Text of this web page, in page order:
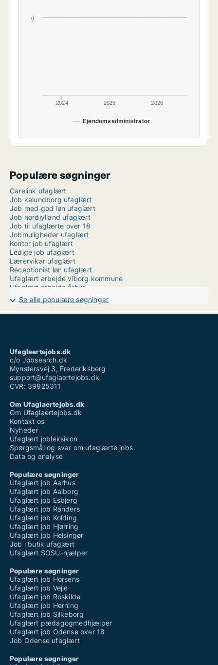
Ejendomsadministrator
2024 2025 2026
0
Populære søgninger
Carelink ufaglært
Job kalundborg ufaglært
Job med god løn ufaglært
Job nordjylland ufaglært
Job til ufaglærte over 18
Jobmuligheder ufaglært
Kontor job ufaglært
Ledige job ufaglært
Lærervikar ufaglært
Receptionist løn ufaglært
Ufaglært arbejde viborg kommune
Ufaglært arbejde århus
Ufaglært job ballerup
Ufaglært job billund
Ufaglært job esbjerg
Ufaglært operatør løn
Uopfordret ansøgning ufaglært
Se alle populære søgninger
Ufaglaertejobs.dk
c/o Jobsearch.dk
Mynstersvej 3, Frederiksberg
support@ufaglaertejobs.dk
CVR: 39925311
Om Ufaglaertejobs.dk
Om Ufaglaertejobs.dk
Kontakt os
Nyheder
Ufaglært jobleksikon
Spørgsmål og svar om ufaglærte jobs
Data og analyse
Populære søgninger
Ufaglært job Aarhus
Ufaglært job Aalborg
Ufaglært job Esbjerg
Ufaglært job Randers
Ufaglært job Kolding
Ufaglært job Hjørring
Ufaglært job Helsingør
Job i butik ufaglært
Ufaglært SOSU-hjælper
Populære søgninger
Ufaglært job Horsens
Ufaglært job Vejle
Ufaglært job Roskilde
Ufaglært job Herning
Ufaglært job Silkeborg
Ufaglært pædagogmedhjælper
Ufaglært job Odense over 18
Job Odense ufaglært
Populære søgninger